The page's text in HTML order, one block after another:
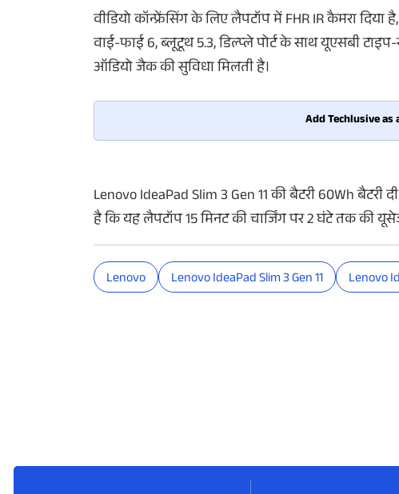
वीडियो कॉन्फ्रेंसिंग के लिए लैपटॉप में FHR IR कैमरा
वाई-फाई 6, ब्लूटूथ 5.3, डिल्प्ले पोर्ट के साथ यूएसबी
ऑडियो जैक की सुविधा मिलती है।
Add Techlusive
Lenovo IdeaPad Slim 3 Gen 11 की बैटरी 60Wh
है कि यह लैपटॉप 15 मिनट की चार्जिंग पर 2 घंटे तक की
Lenovo Lenovo IdeaPad Slim 3 Gen 11 Lenovo